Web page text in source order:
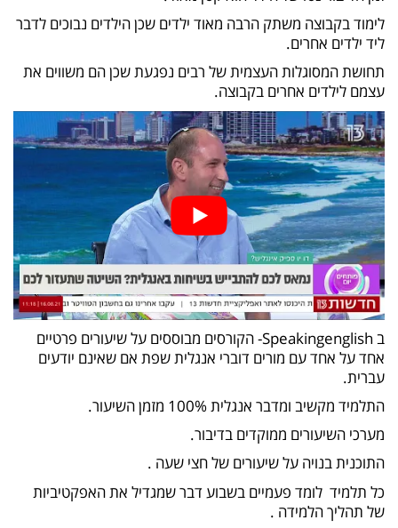
לימוד בקבוצה משתק הרבה מאוד ילדים שכן הילדים נבוכים לדבר
ליד ילדים אחרים.
תחושת המסוגלות העצמית של רבים נפגעת שכן הם משווים את
עצמם לילדים אחרים בקבוצה.
ב Speakingenglish- הקורסים מבוססים על שיעורים פרטיים
אחד על אחד עם מורים דוברי אנגלית שפת אם שאינם יודעים
עברית.
התלמיד מקשיב ומדבר אנגלית 100% מזמן השיעור.
מערכי השיעורים ממוקדים בדיבור.
התוכנית בנויה על שיעורים של חצי שעה .
כל תלמיד לומד פעמיים בשבוע דבר שמגדיל את האפקטיביות
של תהליך הלמידה .